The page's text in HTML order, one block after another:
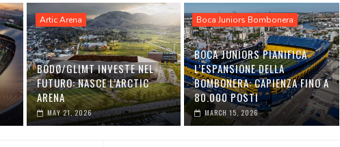
Artic Arena
BODØ/GLIMT INVESTE NEL
FUTURO: NASCE L’ARCTIC
ARENA
MAY 21, 2026
Boca Juniors Bombonera
BOCA JUNIORS PIANIFICA
L’ESPANSIONE DELLA
BOMBONERA: CAPIENZA FINO A
80.000 POSTI
MARCH 15, 2026